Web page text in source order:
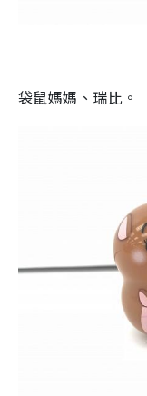
袋鼠媽媽、瑞比。